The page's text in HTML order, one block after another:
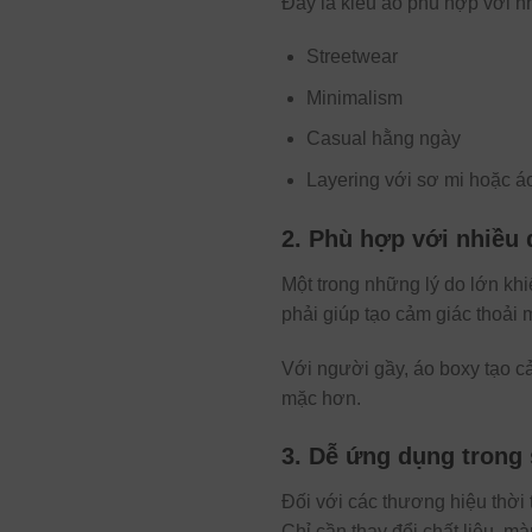
Streetwear
Minimalism
Casual hằng ngày
Layering với sơ mi hoặc
2. Phù hợp với nhiều
Một trong những lý do lớn
phải giúp tạo cảm giác thoải
Với người gầy, áo boxy tạo
mặc hơn.
3. Dễ ứng dụng
Đối với các thương hiệu thời